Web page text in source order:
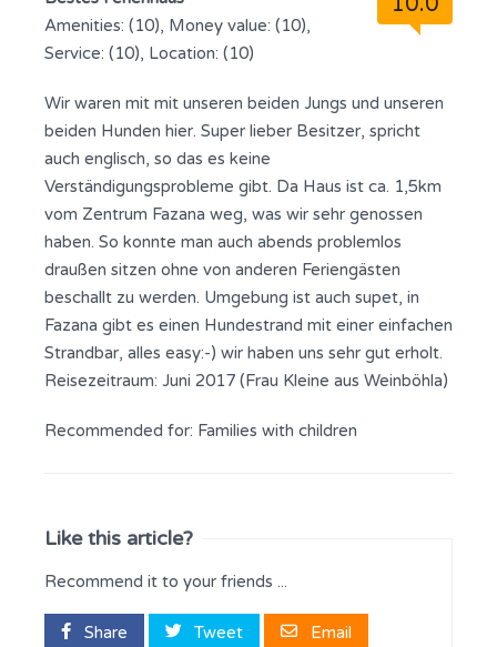
Amenities: (10), Money value: (10),
Service: (10), Location: (10)
Wir waren mit mit unseren beiden Jungs und unseren
beiden Hunden hier. Super lieber Besitzer, spricht
auch englisch, so das es keine
Verständigungsprobleme gibt. Da Haus ist ca. 1,5km
vom Zentrum Fazana weg, was wir sehr genossen
haben. So konnte man auch abends problemlos
draußen sitzen ohne von anderen Feriengästen
beschallt zu werden. Umgebung ist auch supet, in
Fazana gibt es einen Hundestrand mit einer einfachen
Strandbar, alles easy:-) wir haben uns sehr gut erholt.
Reisezeitraum: Juni 2017 (Frau Kleine aus Weinböhla)
Recommended for: Families with children
Like this article?
Recommend it to your friends ...
Share Tweet Email